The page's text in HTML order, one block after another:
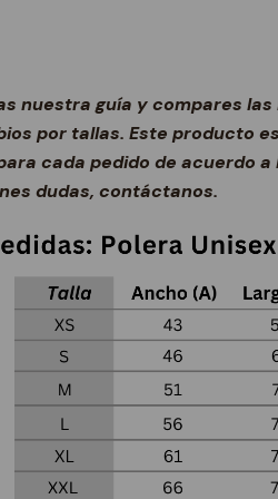
nuestra guía y compares las
por tallas. Este producto es
cada pedido de acuerdo a
dudas, contáctanos.